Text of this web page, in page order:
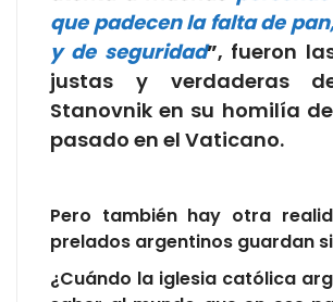
que padecen la falta de
y de seguridad”, fueron
justas y verdaderas
Stanovnik en su homilía
pasado en el Vaticano.
Pero también hay otra
prelados argentinos guardan
¿Cuándo la iglesia católica